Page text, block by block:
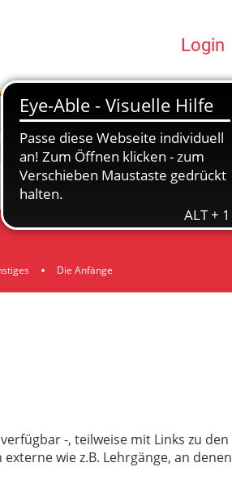
Login
Die Anfänge
-, teilweise mit Links zu den
wie z.B. Lehrgänge, an denen